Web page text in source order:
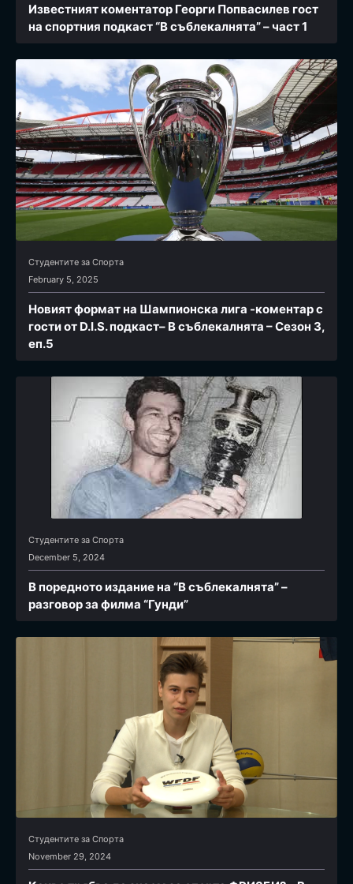
Известният коментатор Георги Попвасилев гост
на спортния подкаст “В съблекалнята” – част 1
Студентите за Спортa
February 5, 2025
Новият формат на Шампионска лига -коментар с
гости от D.I.S. подкаст– В съблекалнята – Сезон 3,
еп.5
Студентите за Спортa
December 5, 2024
В поредното издание на “В съблекалнята” –
разговор за филма “Гунди”
Студентите за Спортa
November 29, 2024